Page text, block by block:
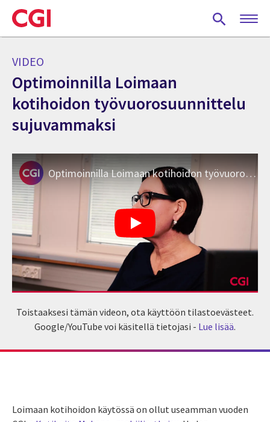
Skip
to
main
VIDEO
Optimoinnilla Loimaan
kotihoidon työvuorosuunnittelu
sujuvammaksi
Optimoinnilla Loimaan kotihoidon työvuorosuunnittelu sujuvammaksi
Toistaaksesi tämän videon, ota käyttöön tilastoevästeet.
Google/YouTube voi käsitellä tietojasi - Lue lisää.
Loimaan kotihoidon käytössä on ollut useamman vuoden